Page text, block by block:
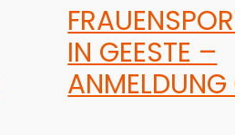
IN GEESTE –
ANMELDUNG